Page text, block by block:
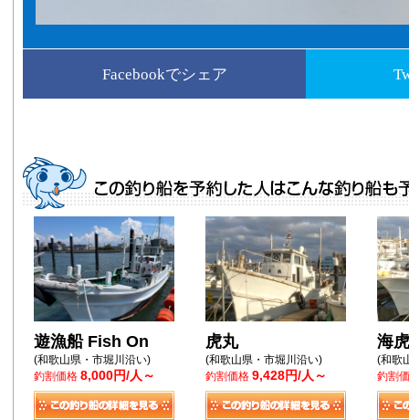
Facebookでシェア
遊漁船 Fish On
(和歌山県・市堀川沿い)
釣割価格 8,000円/人～
虎丸
(和歌山県・市堀川沿い)
釣割価格 9,428円/人～
海虎
(和歌
釣割